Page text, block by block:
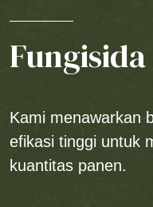
Fungisida
Kami menawarkan
efikasi tinggi untuk
kuantitas panen.